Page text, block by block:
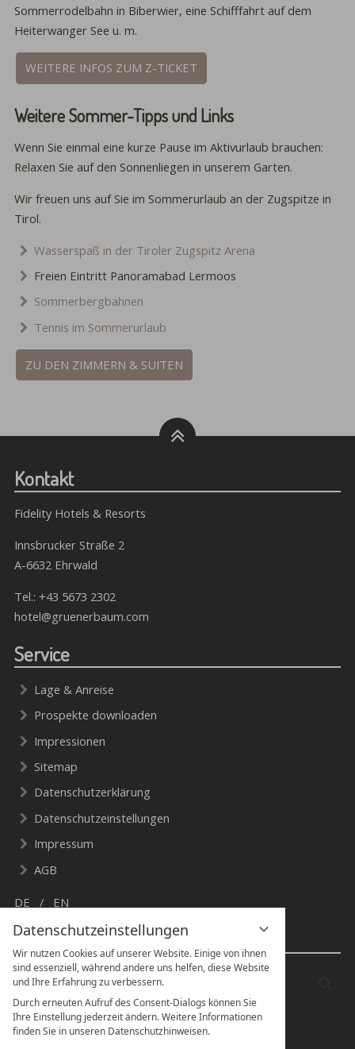
Datenschutzeinstellungen
Wir nutzen Cookies auf unserer Website. Einige von ihnen
sind essenziell, während andere uns helfen, diese Website
und Ihre Erfahrung zu verbessern.
Durch erneuten Aufruf des Consent-Dialogs können Sie
Ihre Einstellung jederzeit ändern. Weitere Informationen
finden Sie in unseren Datenschutzhinweisen.
Sommerrodelbahn in Biberwier, eine Schifffahrt auf dem
Heiterwanger See u. m.
WEITERE INFOS ZUM Z-TICKET
Weitere Sommer-Tipps und Links
Wenn Sie einmal eine kurze Pause im Aktivurlaub brauchen:
Relaxen Sie auf den Sonnenliegen in unserem Garten.
Wir freuen uns auf Sie im Sommerurlaub an der Zugspitze in
Tirol.
Wasserspaß in der Tiroler Zugspitz Arena
Freien Eintritt Panoramabad Lermoos
Sommerbergbahnen
Tennis im Sommerurlaub
ZU DEN ZIMMERN & SUITEN
Kontakt
Fidelity Hotels & Resorts
Innsbrucker Straße 2
A-6632 Ehrwald
Tel.:+43 5673 2302
hotel@gruenerbaum.com
Service
Lage & Anreise
Prospekte downloaden
Impressionen
Sitemap
Datenschutzerklärung
Datenschutzeinstellungen
Impressum
AGB
DE EN
Suche & Social Media
Suchbegriff